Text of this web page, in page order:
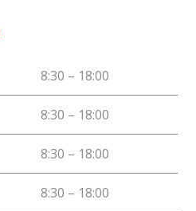
8:30 – 18:00
8:30 – 18:00
8:30 – 18:00
8:30 – 18:00